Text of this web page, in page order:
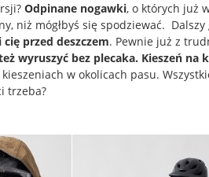
Odpinane nogawki, o których już
niż mógłbyś się spodziewać.
przed deszczem. Pewnie już z
wyruszyć bez plecaka. Kieszeń na
w okolicach pasu.
trzeba?